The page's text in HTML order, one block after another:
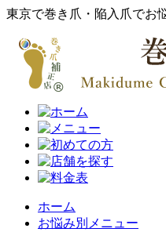
東京で巻き爪・陥入爪でお
ホーム
お悩み別メニュー